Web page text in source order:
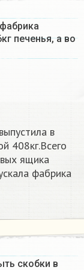
печенья, а во
в
408кг.Всего
ящика
фабрика
скобки в